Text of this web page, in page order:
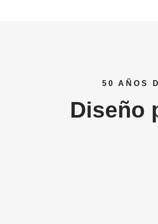
50 AÑOS
Diseño